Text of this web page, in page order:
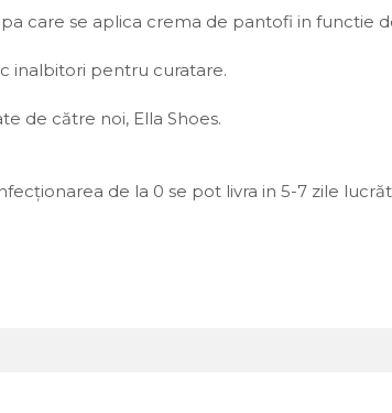
care se aplica crema de pantofi in functie
inalbitori pentru curatare.
de către noi, Ella Shoes.
de la 0 se pot livra in 5-7 zile